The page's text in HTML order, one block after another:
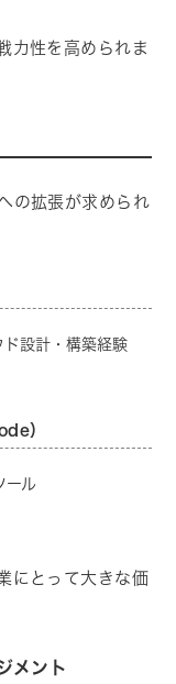
力性を高められま
の拡張が求められ
設計・構築経験
）
ール
にとって大きな価
メント